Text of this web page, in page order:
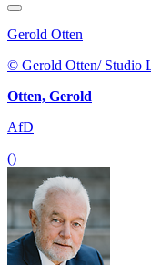
Gerold Otten
© Gerold Otten/ Studio
Otten, Gerold
AfD
()